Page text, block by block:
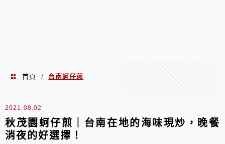
首頁 / 台南蚵仔煎
台南蚵仔煎
2021.08.02
秋茂園蚵仔煎｜台南在地的海味現炒，晚餐
消夜的好選擇！